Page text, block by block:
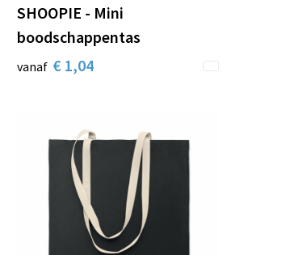
SHOOPIE - Mini
boodschappentas
vanaf € 1,04